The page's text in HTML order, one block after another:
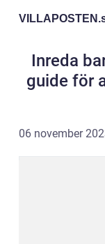
VILLAPOSTEN.
Inreda
guide för
06 november